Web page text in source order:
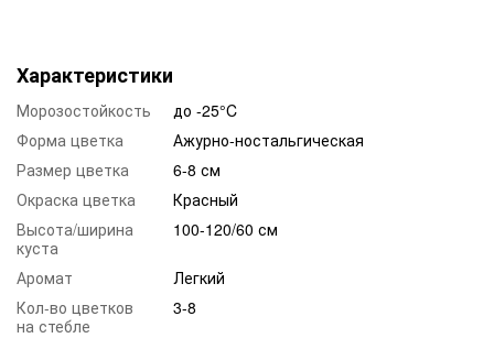
Характеристики
Морозостойкость
до -25°C
Форма цветка
Ажурно-ностальгическая
Размер цветка
6-8 см
Окраска цветка
Красный
Высота/ширина
куста
100-120/60 см
Аромат
Легкий
Кол-во цветков
на стебле
3-8